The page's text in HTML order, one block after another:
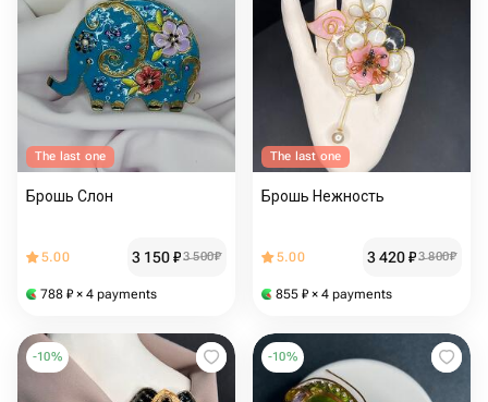
The last one
Брошь Слон
5.00 3 150₽3 500₽
788 ₽ × 4 payments
The last one
Брошь Нежность
5.00 3 420₽3 800₽
855 ₽ × 4 payments
-10% -10%